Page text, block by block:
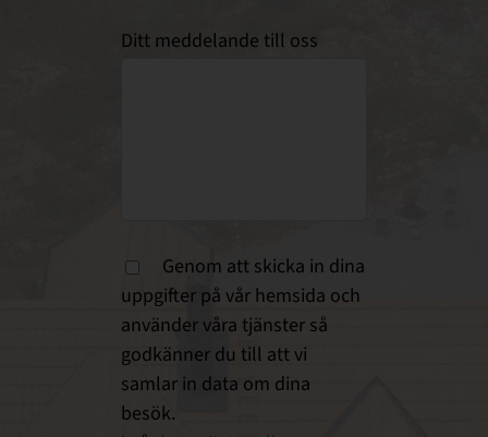
Ditt meddelande till oss
Genom att skicka in dina
uppgifter på vår hemsida och
använder våra tjänster så
godkänner du till att vi
samlar in data om dina
besök.